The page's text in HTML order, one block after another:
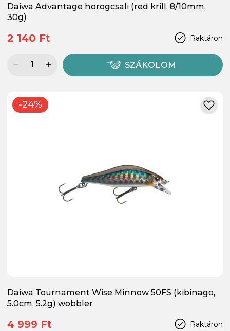
Daiwa Advantage horogcsali (red krill, 8/10mm,
30g)
Raktáron
2 140 Ft
SZÁKOLOM
-24%
Daiwa Tournament Wise Minnow 50FS (kibinago,
5.0cm, 5.2g) wobbler
Raktáron
4 999 Ft